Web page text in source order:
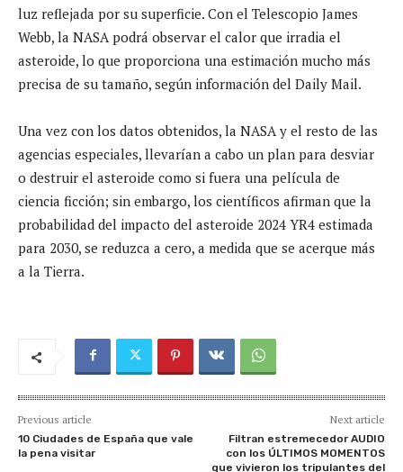
luz reflejada por su superficie. Con el Telescopio James
Webb, la NASA podrá observar el calor que irradia el
asteroide, lo que proporciona una estimación mucho más
precisa de su tamaño, según información del Daily Mail.
Una vez con los datos obtenidos, la NASA y el resto de las
agencias especiales, llevarían a cabo un plan para desviar
o destruir el asteroide como si fuera una película de
ciencia ficción; sin embargo, los científicos afirman que la
probabilidad del impacto del asteroide 2024 YR4 estimada
para 2030, se reduzca a cero, a medida que se acerque más
a la Tierra.
Previous article
10 Ciudades de España que vale
la pena visitar
Next article
Filtran estremecedor AUDIO
con los ÚLTIMOS MOMENTOS
que vivieron los tripulantes del